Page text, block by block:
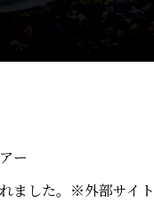
ー
ました。※外部サイト